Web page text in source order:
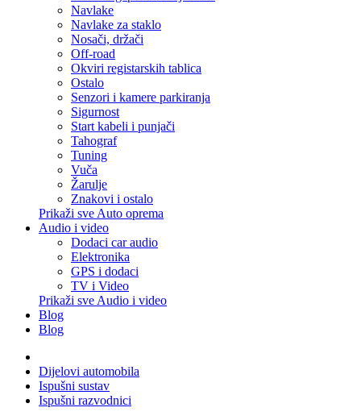
Navlake
Navlake za staklo
Nosači, držači
Off-road
Okviri registarskih tablica
Ostalo
Senzori i kamere parkiranja
Sigurnost
Start kabeli i punjači
Tahograf
Tuning
Vuča
Žarulje
Znakovi i ostalo
Prikaži sve Auto oprema
Audio i video
Dodaci car audio
Elektronika
GPS i dodaci
TV i Video
Prikaži sve Audio i video
Blog
Blog
Dijelovi automobila
Ispušni sustav
Ispušni razvodnici